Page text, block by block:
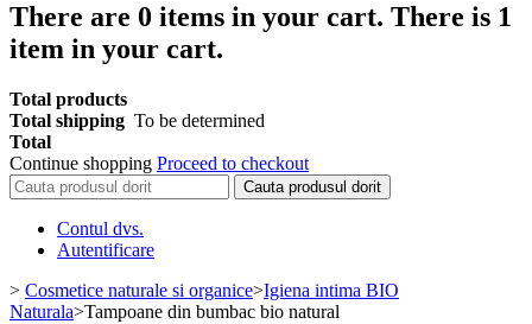
There are 0 items in your cart. There is 1
item in your cart.
Total products
Total shipping To be determined
Total
Continue shopping Proceed to checkout
Cauta produsul dorit
Contul dvs.
Autentificare
> Cosmetice naturale si organice>Igiena intima BIO
Naturala>Tampoane din bumbac bio natural